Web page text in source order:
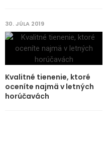
30. JÚLA 2019
Kvalitné tienenie, ktoré
oceníte najmä v letných
horúčavách